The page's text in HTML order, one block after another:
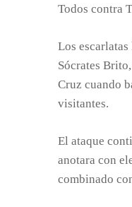
Todos contra
Los
Sócrates
Cruz cuando
visitantes.
El ataque
anotara con
combinado